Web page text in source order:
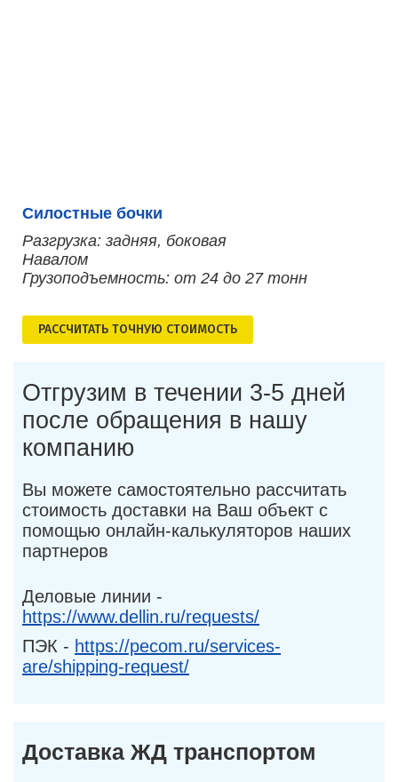
Силостные бочки
Разгрузка: задняя, боковая
Навалом
Грузоподъемность: от 24 до 27 тонн
РАСCЧИТАТЬ ТОЧНУЮ СТОИМОСТЬ
Отгрузим в течении 3-5 дней
после обращения в нашу
компанию
Вы можете самостоятельно рассчитать
стоимость доставки на Ваш объект с
помощью онлайн-калькуляторов наших
партнеров
Деловые линии -
https://www.dellin.ru/requests/
ПЭК - https://pecom.ru/services-
are/shipping-request/
Доставка ЖД транспортом